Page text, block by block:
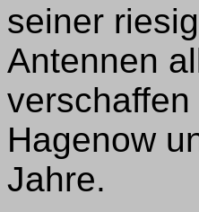
seiner
Antennen
Hagenow
Jahre.